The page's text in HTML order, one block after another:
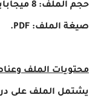
حجم الملف: 8 ميجابايت.
صيغة الملف: PDF.
محتويات الملف
يشتمل الملف على